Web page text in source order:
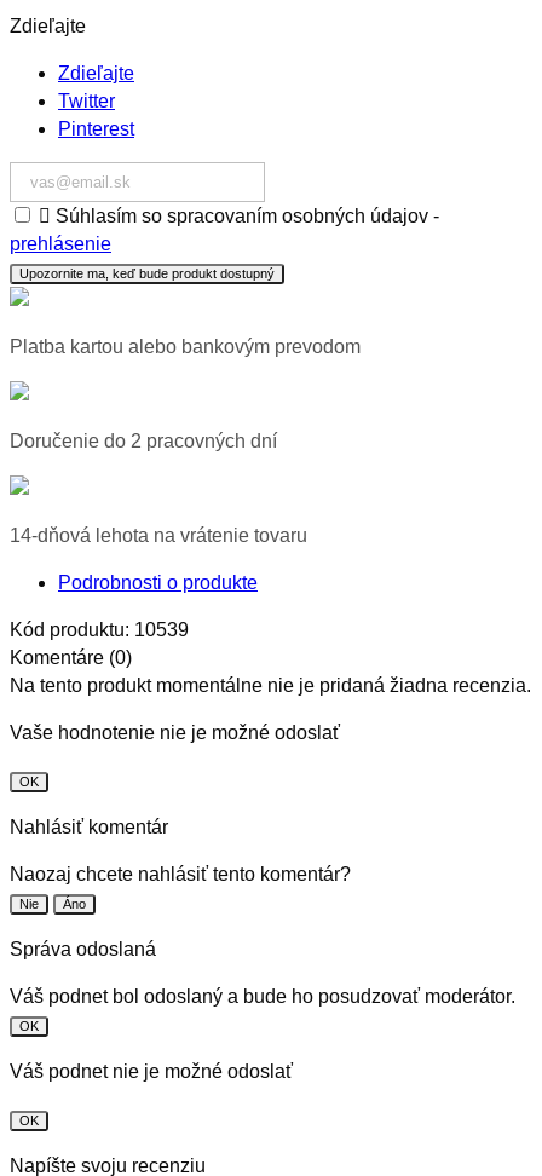
Zdieľajte
Zdieľajte
Twitter
Pinterest
 Súhlasím so spracovaním osobných údajov -
prehlásenie
Upozornite ma, keď bude produkt dostupný
Platba kartou alebo bankovým prevodom
Doručenie do 2 pracovných dní
14-dňová lehota na vrátenie tovaru
Podrobnosti o produkte
Kód produktu: 10539
Komentáre (0)
Na tento produkt momentálne nie je pridaná žiadna recenzia.
Vaše hodnotenie nie je možné odoslať
OK
Nahlásiť komentár
Naozaj chcete nahlásiť tento komentár?
Nie Áno
Správa odoslaná
Váš podnet bol odoslaný a bude ho posudzovať moderátor.
OK
Váš podnet nie je možné odoslať
OK
Napíšte svoju recenziu